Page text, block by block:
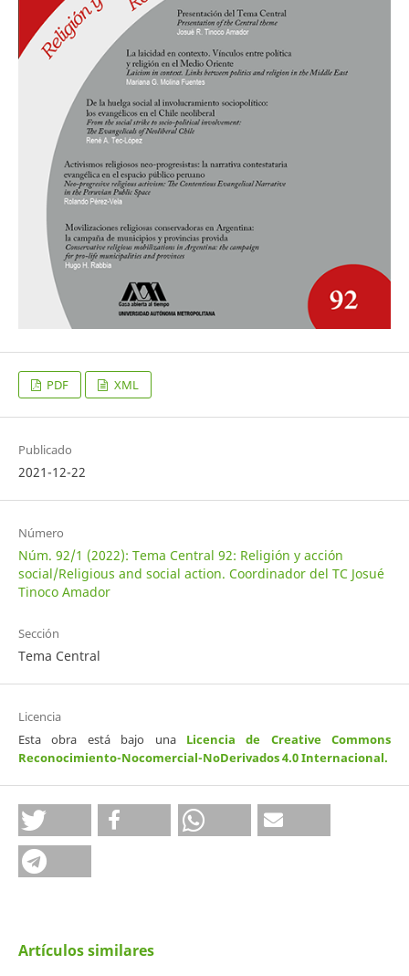
PDF XML
Publicado
2021-12-22
Número
Núm. 92/1 (2022): Tema Central 92: Religión y acción
social/Religious and social action. Coordinador del TC Josué
Tinoco Amador
Sección
Tema Central
Licencia
Esta obra está bajo una Licencia de Creative Commons
Reconocimiento-Nocomercial-NoDerivados 4.0 Internacional.
Artículos similares